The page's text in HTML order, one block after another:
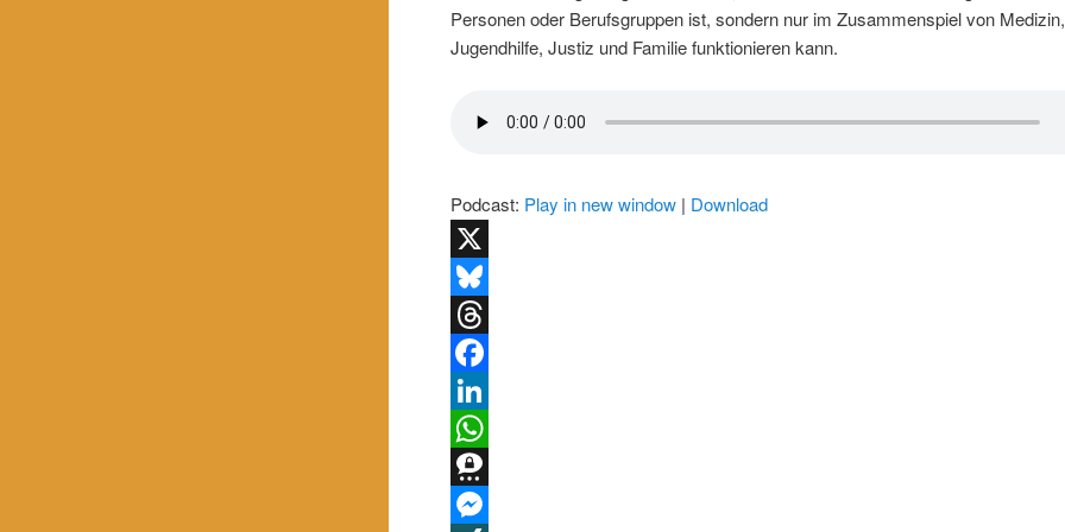
Personen oder Berufsgruppen ist, sondern nur im Zusammenspiel von Medizin,
Jugendhilfe, Justiz und Familie funktionieren kann.
Podcast: Play in new window | Download
X
Bluesky
Threads
Facebook
LinkedIn
WhatsApp
Threema